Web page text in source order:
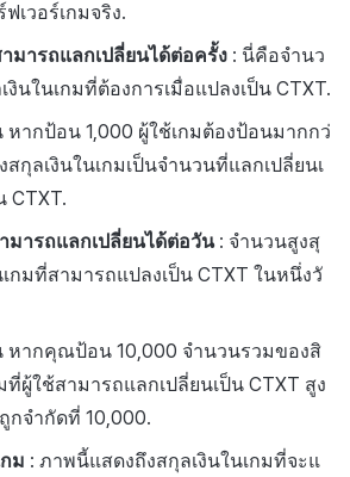
เวอร์เกมจริง.
มารถแลกเปลี่ยนได้ต่อครั้ง: นี่คือจำนว
นในเกมที่ต้องการเมื่อแปลงเป็น CTXT.
หากป้อน 1,000 ผู้ใช้เกมต้องป้อนมากกว่
สกุลเงินในเกมเป็นจำนวนที่แลกเปลี่ยนเ
CTXT.
มารถแลกเปลี่ยนได้ต่อวัน: จำนวนสูงสุ
กมที่สามารถแปลงเป็น CTXT ในหนึ่งวั
หากคุณป้อน 10,000 จำนวนรวมของสิ
ที่ผู้ใช้สามารถแลกเปลี่ยนเป็น CTXT สูง
กจำกัดที่ 10,000.
ม : ภาพนี้แสดงถึงสกุลเงินในเกมที่จะแ